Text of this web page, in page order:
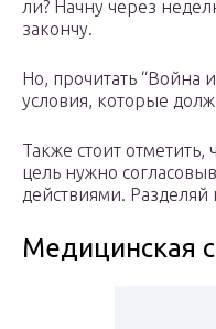
ли? Начну через
закончу.
Но, прочитать “Война
условия, которые
Также стоит отметить,
цель нужно
действиями. Разделяй
Медицинская